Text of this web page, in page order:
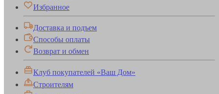
Избранное
Доставка и подъем
Способы оплаты
Возврат и обмен
Клуб покупателей «Ваш Дом»
Строителям